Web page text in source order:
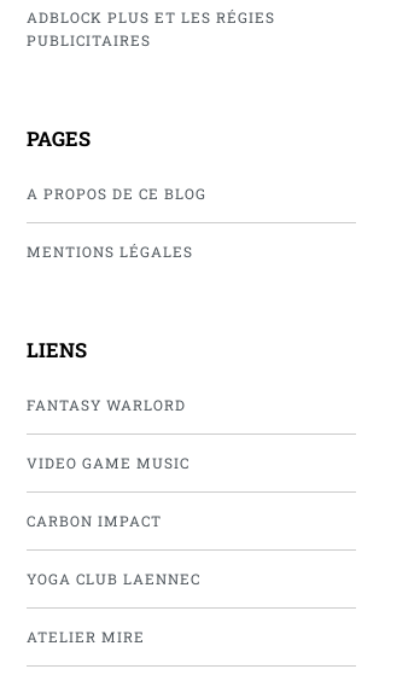
ADBLOCK PLUS ET LES RÉGIES
PUBLICITAIRES
PAGES
A PROPOS DE CE BLOG
MENTIONS LÉGALES
LIENS
FANTASY WARLORD
VIDEO GAME MUSIC
CARBON IMPACT
YOGA CLUB LAENNEC
ATELIER MIRE